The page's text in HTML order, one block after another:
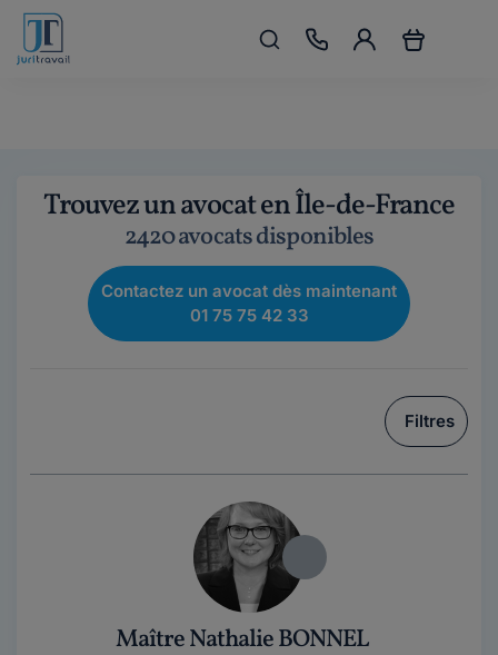
Trouvez un avocat en Île-de-France
2420 avocats disponibles
Contactez un avocat dès maintenant
01 75 75 42 33
Filtres
Maître Nathalie BONNEL